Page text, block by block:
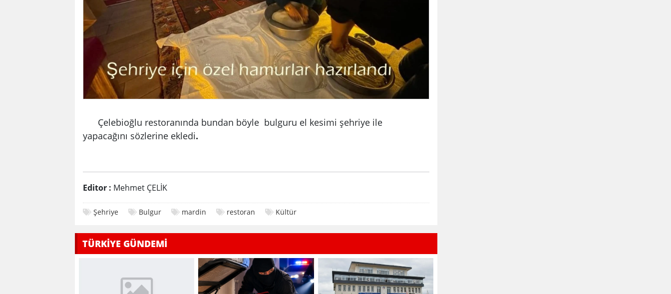
Çelebioğlu restoranında bundan böyle bulguru el kesimi şehriye ile
yapacağını sözlerine ekledi.
Editor : Mehmet ÇELİK
Şehriye Bulgur mardin restoran Kültür
TÜRKİYE GÜNDEMİ